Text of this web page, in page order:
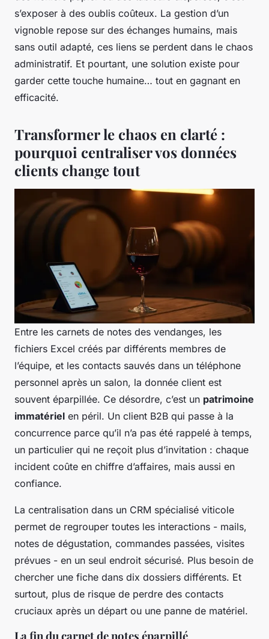
s’exposer à des oublis coûteux. La gestion d’un
vignoble repose sur des échanges humains, mais
sans outil adapté, ces liens se perdent dans le chaos
administratif. Et pourtant, une solution existe pour
garder cette touche humaine… tout en gagnant en
efficacité.
Transformer le chaos en clarté :
pourquoi centraliser vos données
clients change tout
Entre les carnets de notes des vendanges, les
fichiers Excel créés par différents membres de
l’équipe, et les contacts sauvés dans un téléphone
personnel après un salon, la donnée client est
souvent éparpillée. Ce désordre, c’est un patrimoine
immatériel en péril. Un client B2B qui passe à la
concurrence parce qu’il n’a pas été rappelé à temps,
un particulier qui ne reçoit plus d’invitation : chaque
incident coûte en chiffre d’affaires, mais aussi en
confiance.
La centralisation dans un CRM spécialisé viticole
permet de regrouper toutes les interactions - mails,
notes de dégustation, commandes passées, visites
prévues - en un seul endroit sécurisé. Plus besoin de
chercher une fiche dans dix dossiers différents. Et
surtout, plus de risque de perdre des contacts
cruciaux après un départ ou une panne de matériel.
La fin du carnet de notes éparpillé